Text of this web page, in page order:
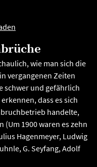
wie man sich die
vergangenen Zeiten
schwer und gefährlich
dass es sich
handelte,
1900 waren es zehn
Hagenmeyer, Ludwig
G. Seyfang, Adolf